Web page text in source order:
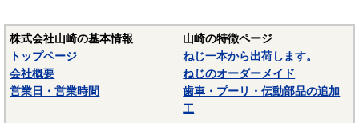
株式会社山崎の基本情報
トップページ
会社概要
営業日・営業時間
山崎の特徴ページ
ねじ一本から出荷します。
ねじのオーダーメイド
歯車・プーリ・伝動部品の追加
工